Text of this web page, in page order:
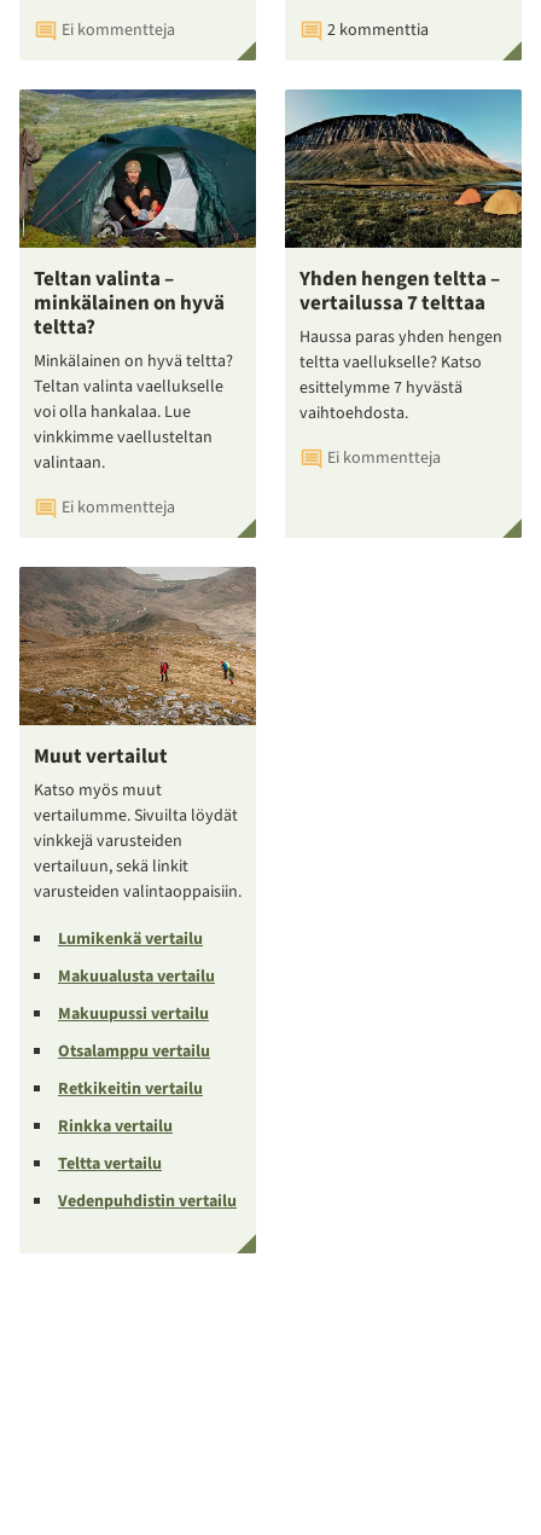
Ei kommentteja
2 kommenttia
Teltan valinta –
minkälainen on hyvä
teltta?
Minkälainen on hyvä teltta?
Teltan valinta vaellukselle
voi olla hankalaa. Lue
vinkkimme vaellusteltan
valintaan.
Ei kommentteja
Yhden hengen teltta –
vertailussa 7 telttaa
Haussa paras yhden hengen
teltta vaellukselle? Katso
esittelymme 7 hyvästä
vaihtoehdosta.
Ei kommentteja
Muut vertailut
Katso myös muut
vertailumme. Sivuilta löydät
vinkkejä varusteiden
vertailuun, sekä linkit
varusteiden valintaoppaisiin.
Lumikenkä vertailu
Makuualusta vertailu
Makuupussi vertailu
Otsalamppu vertailu
Retkikeitin vertailu
Rinkka vertailu
Teltta vertailu
Vedenpuhdistin vertailu